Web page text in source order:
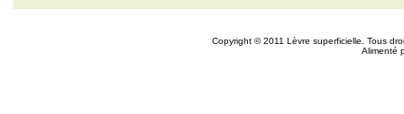
Copyright © 2011 Lèvre superficielle. Tous
Alimenté